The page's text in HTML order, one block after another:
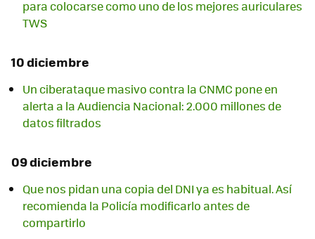
para colocarse como uno de los mejores auriculares
TWS
10 diciembre
Un ciberataque masivo contra la CNMC pone en
alerta a la Audiencia Nacional: 2.000 millones de
datos filtrados
09 diciembre
Que nos pidan una copia del DNI ya es habitual. Así
recomienda la Policía modificarlo antes de
compartirlo